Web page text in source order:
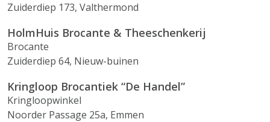
Zuiderdiep 173, Valthermond
HolmHuis Brocante & Theeschenkerij
Brocante
Zuiderdiep 64, Nieuw-buinen
Kringloop Brocantiek “De Handel”
Kringloopwinkel
Noorder Passage 25a, Emmen